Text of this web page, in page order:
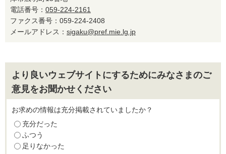
電話番号： 059-224-2161
ファクス番号：059-224-2408
メールアドレス： sigaku@pref.mie.lg.jp
より良いウェブサイトにするためにみなさまのご
意見をお聞かせください
お求めの情報は充分掲載されていましたか？
充分だった
ふつう
足りなかった